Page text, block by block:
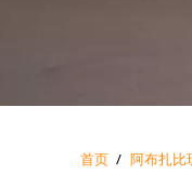
首页 / 阿布扎比